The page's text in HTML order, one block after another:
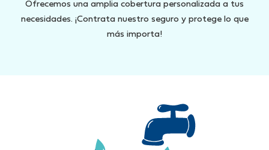
Ofrecemos una amplia cobertura personalizada a tus
necesidades. ¡Contrata nuestro seguro y protege lo que
más importa!